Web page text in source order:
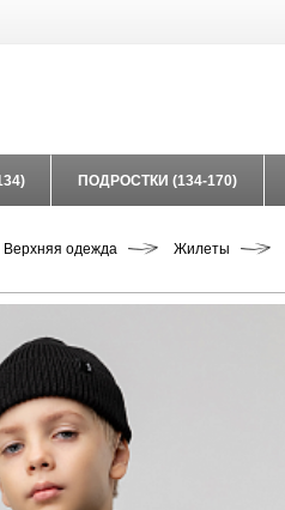
ПОДРОСТКИ (134-170)
Верхняя одежда Жилеты